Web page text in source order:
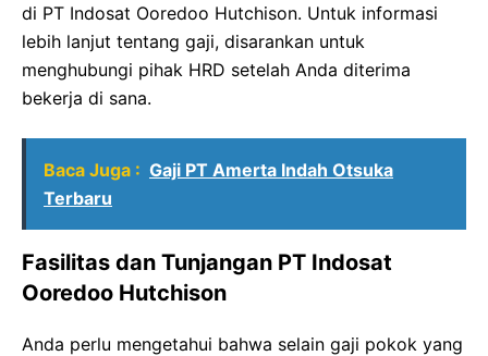
di PT Indosat Ooredoo Hutchison. Untuk informasi
lebih lanjut tentang gaji, disarankan untuk
menghubungi pihak HRD setelah Anda diterima
bekerja di sana.
Baca Juga : Gaji PT Amerta Indah Otsuka
Terbaru
Fasilitas dan Tunjangan PT Indosat
Ooredoo Hutchison
Anda perlu mengetahui bahwa selain gaji pokok yang